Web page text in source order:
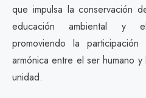
que impulsa la conservación
educación ambiental y
promoviendo la
armónica entre el ser humano
unidad.